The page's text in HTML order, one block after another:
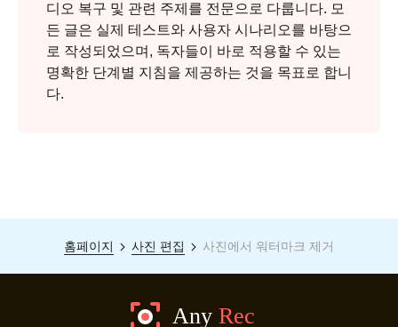
디오 복구 및 관련 주제를 전문으로 다룹니다. 모
든 글은 실제 테스트와 사용자 시나리오를 바탕으
로 작성되었으며, 독자들이 바로 적용할 수 있는
명확한 단계별 지침을 제공하는 것을 목표로 합니
다.
홈페이지 사진 편집 사진에서 워터마크 제거